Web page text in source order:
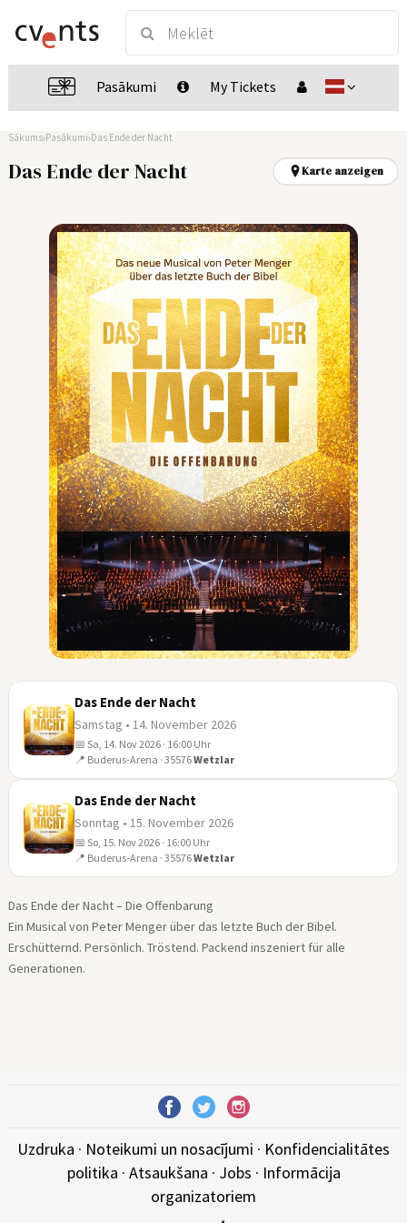
Pasākumi My Tickets
Sākums Pasākumi Das Ende der Nacht
Das Ende der Nacht Karte anzeigen
NOV
Das Ende der Nacht
Samstag • 14. November 2026
📅 Sa, 14. Nov 2026 · 16:00 Uhr
📍 Buderus-Arena · 35576Wetzlar
NOV
Das Ende der Nacht
Sonntag • 15. November 2026
📅 So, 15. Nov 2026 · 16:00 Uhr
📍 Buderus-Arena · 35576Wetzlar
Das Ende der Nacht – Die Offenbarung
Ein Musical von Peter Menger über das letzte Buch der Bibel.
Erschütternd. Persönlich. Tröstend. Packend inszeniert für alle
Generationen.
Uzdruka · Noteikumi un nosacījumi · Konfidencialitātes
politika · Atsaukšana · Jobs · Informācija
organizatoriem